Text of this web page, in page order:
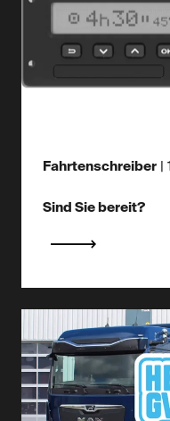
Fahrtenschreiber
Sind Sie bereit?